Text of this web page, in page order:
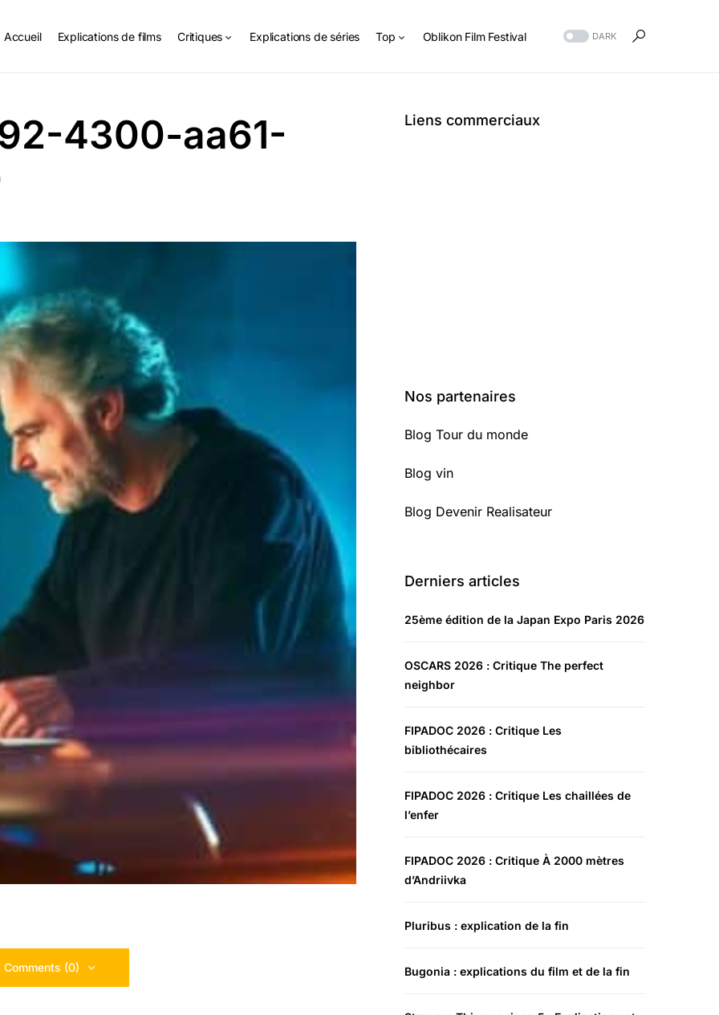
Accueil Explications de films Critiques Explications de séries Top Oblikon Film Festival DARK
4300-aa61-
Comments (0)
Liens commerciaux
Nos partenaires
Blog Tour du monde
Blog vin
Blog Devenir Realisateur
Derniers articles
25ème édition de la Japan Expo Paris 2026
OSCARS 2026 : Critique The perfect
neighbor
FIPADOC 2026 : Critique Les
bibliothécaires
FIPADOC 2026 : Critique Les chaillées de
l’enfer
FIPADOC 2026 : Critique À 2000 mètres
d’Andriivka
Pluribus : explication de la fin
Bugonia : explications du film et de la fin